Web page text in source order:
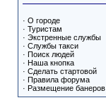
· О городе
· Туристам
· Экстренные службы
· Службы такси
· Поиск людей
· Наша кнопка
· Сделать стартовой
· Правила форума
· Размещение банеров